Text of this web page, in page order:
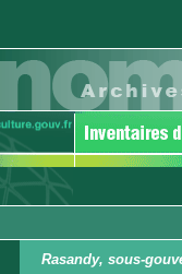
Rasandy, sous-